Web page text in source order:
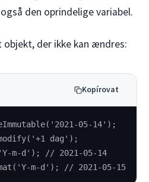
den oprindelige variabel.
objekt, der ikke kan ændres:
Kopírovat
05-14');
dag');
m-d'); // 2021-05-14
m-d'); // 2021-05-15